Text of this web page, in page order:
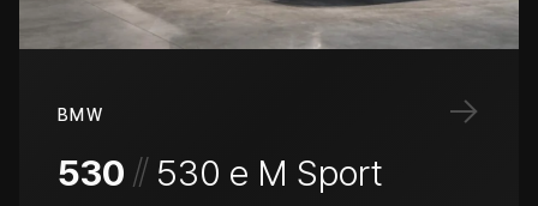
→
BMW
530 // 530 e M Sport